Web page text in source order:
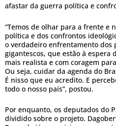
afastar da guerra política e
“Temos de olhar para a frente e
política e dos confrontos
o verdadeiro enfrentamento dos
gigantescos, que estão à espera
mais realista e com coragem
Ou seja, cuidar da agenda do
É nisso que eu acredito. E
todo o nosso país”, postou.
Por enquanto, os deputados do
dividido sobre o projeto.